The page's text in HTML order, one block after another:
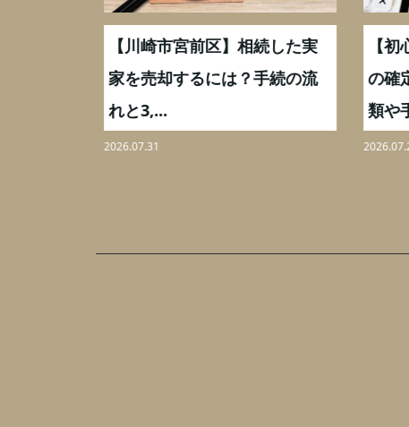
ざ
【川崎市宮前区】相続した実
家を売却するには？手続の流
れと3,...
2026.07.31
【初
の確
類や